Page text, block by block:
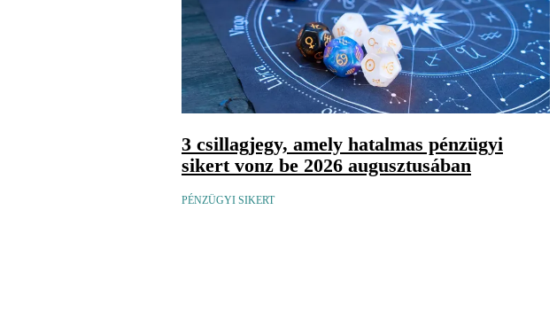
3 csillagjegy, amely hatalmas pénzügyi
sikert vonz be 2026 augusztusában
PÉNZÜGYI SIKERT